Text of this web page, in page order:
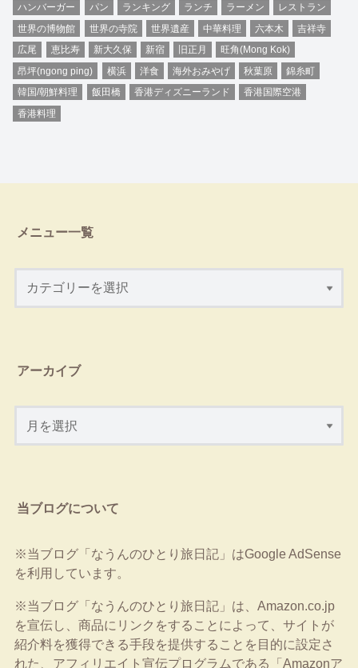
ハンバーガー
パン ランキング ランチ ラーメン
レストラン
世界の博物館
世界の寺院 世界遺産 中華料理 六本木
吉祥寺
広尾
恵比寿 新大久保 新宿 旧正月
旺角(Mong Kok)
昂坪(ngong ping)
横浜 洋食 海外おみやげ 秋葉原
錦糸町
韓国/朝鮮料理
飯田橋 香港ディズニーランド
香港国際空港
香港料理
メニュー一覧
アーカイブ
当ブログについて
※当ブログ「なうんのひとり旅日記」はGoogle AdSense
を利用しています。
※当ブログ「なうんのひとり旅日記」は、Amazon.co.jp
を宣伝し、商品にリンクをすることによって、サイトが
紹介料を獲得できる手段を提供することを目的に設定さ
れた、アフィリエイト宣伝プログラムである「Amazonア